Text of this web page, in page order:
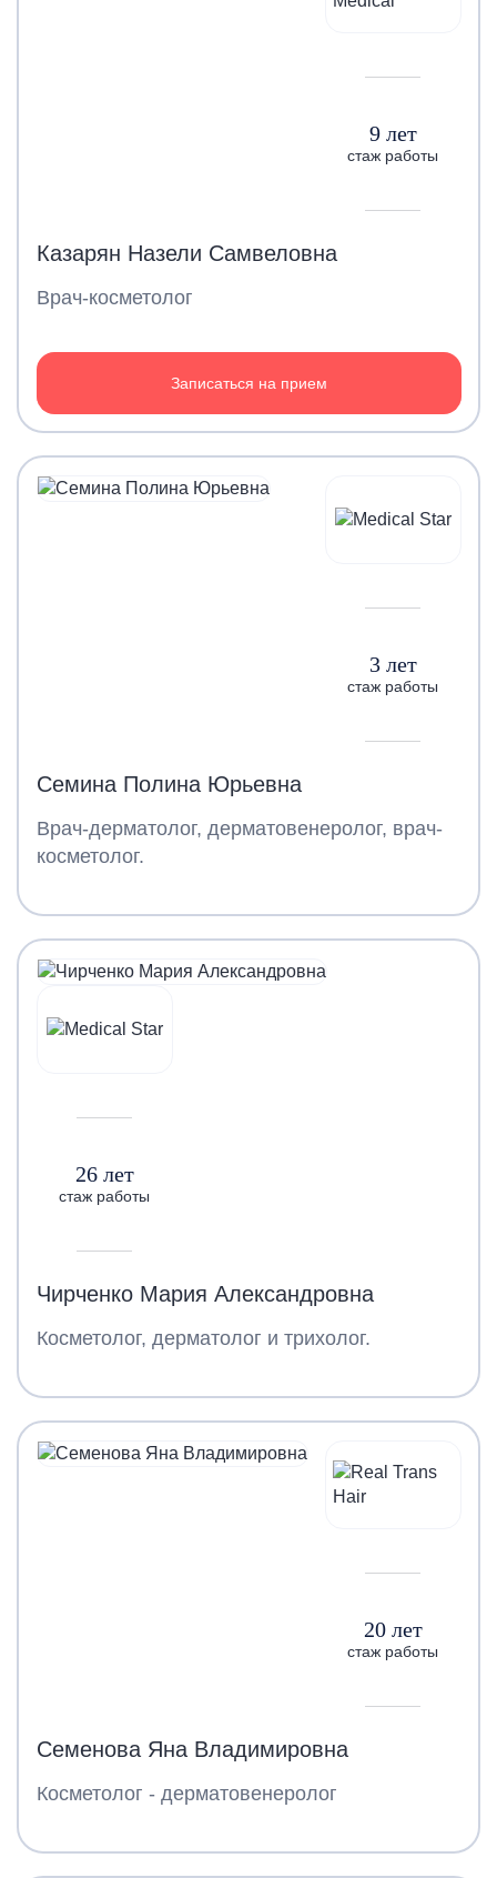
9 лет
стаж работы
Казарян Назели Самвеловна
Врач-косметолог
Записаться на прием
3 лет
стаж работы
Семина Полина Юрьевна
Врач-дерматолог, дерматовенеролог, врач-
косметолог.
26 лет
стаж работы
Чирченко Мария Александровна
Косметолог, дерматолог и трихолог.
20 лет
стаж работы
Семенова Яна Владимировна
Косметолог - дерматовенеролог